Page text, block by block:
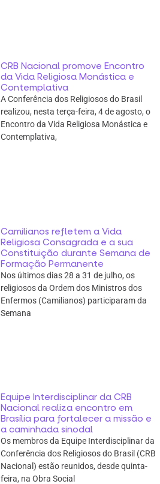
CRB Nacional promove Encontro
da Vida Religiosa Monástica e
Contemplativa
A Conferência dos Religiosos do Brasil
realizou, nesta terça-feira, 4 de agosto, o
Encontro da Vida Religiosa Monástica e
Contemplativa,
Camilianos refletem a Vida
Religiosa Consagrada e a sua
Constituição durante Semana de
Formação Permanente
Nos últimos dias 28 a 31 de julho, os
religiosos da Ordem dos Ministros dos
Enfermos (Camilianos) participaram da
Semana
Equipe Interdisciplinar da CRB
Nacional realiza encontro em
Brasília para fortalecer a missão e
a caminhada sinodal
Os membros da Equipe Interdisciplinar da
Conferência dos Religiosos do Brasil (CRB
Nacional) estão reunidos, desde quinta-
feira, na Obra Social